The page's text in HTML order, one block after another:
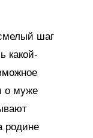
шаг
какой-
о муже
родине